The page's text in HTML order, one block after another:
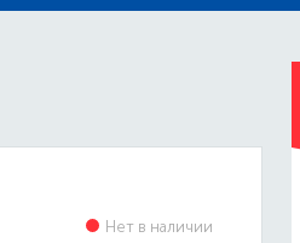
Нет в наличии